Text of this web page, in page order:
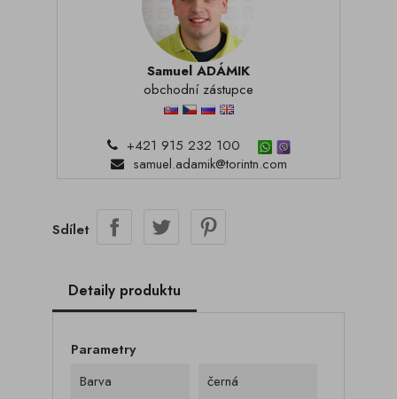
Samuel ADÁMIK
obchodní zástupce
+421 915 232 100
samuel.adamik@torintn.com
Sdílet
Detaily produktu
Parametry
Barva
černá